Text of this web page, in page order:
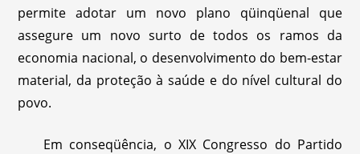
permite adotar um novo plano qüinqüenal que
assegure um novo surto de todos os ramos da
economia nacional, o desenvolvimento do bem-estar
material, da proteção à saúde e do nível cultural do
povo.
Em conseqüência, o XIX Congresso do Partido